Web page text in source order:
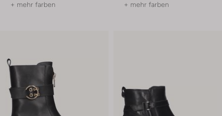
+ mehr farben + mehr farben